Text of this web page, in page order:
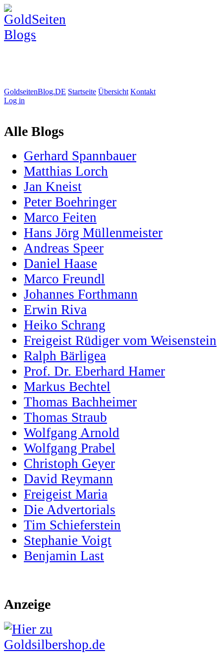
GoldseitenBlog.DE Startseite Übersicht Kontakt
Log in
Alle Blogs
Gerhard Spannbauer
Matthias Lorch
Jan Kneist
Peter Boehringer
Marco Feiten
Hans Jörg Müllenmeister
Andreas Speer
Daniel Haase
Marco Freundl
Johannes Forthmann
Erwin Riva
Heiko Schrang
Freigeist Rüdiger vom Weisenstein
Ralph Bärligea
Prof. Dr. Eberhard Hamer
Markus Bechtel
Thomas Bachheimer
Thomas Straub
Wolfgang Arnold
Wolfgang Prabel
Christoph Geyer
David Reymann
Freigeist Maria
Die Advertorials
Tim Schieferstein
Stephanie Voigt
Benjamin Last
Anzeige